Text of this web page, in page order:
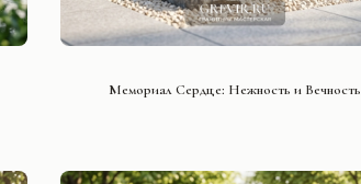
Мемориал Сердце: Нежность и Вечность